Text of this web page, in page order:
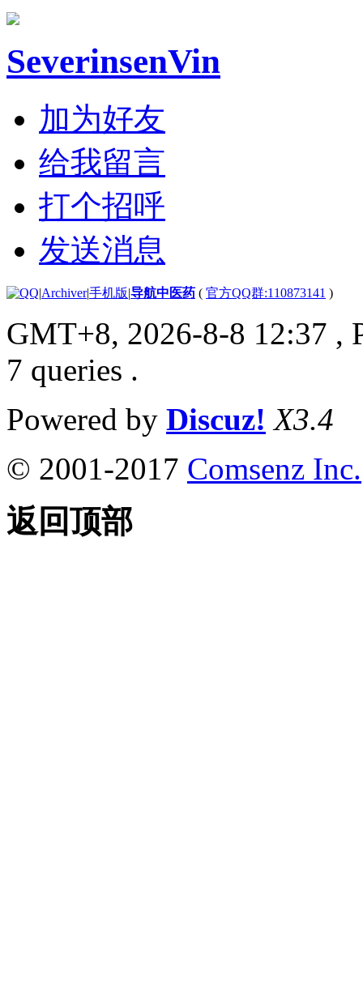
SeverinsenVin
加为好友
给我留言
打个招呼
发送消息
|Archiver|手机版|导航中医药 ( 官方QQ群:110873141 )
GMT+8, 2026-8-8 12:37 ,
7 queries .
Powered by Discuz! X3.4
© 2001-2017 Comsenz Inc.
返回顶部